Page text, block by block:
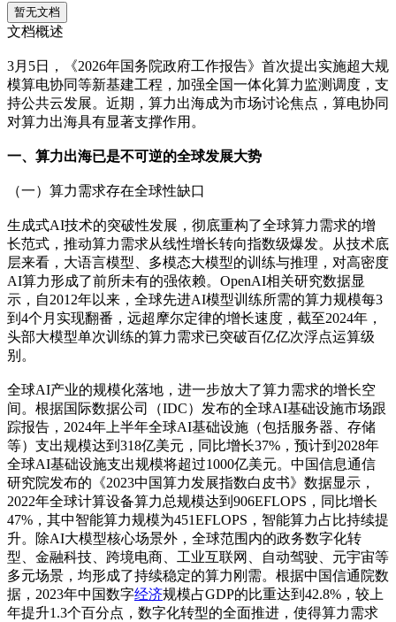
暂无文档
文档概述
3月5日，《2026年国务院政府工作报告》首次提出实施超大规
模算电协同等新基建工程，加强全国一体化算力监测调度，支
持公共云发展。近期，算力出海成为市场讨论焦点，算电协同
对算力出海具有显著支撑作用。
一、算力出海已是不可逆的全球发展大势
（一）算力需求存在全球性缺口
生成式AI技术的突破性发展，彻底重构了全球算力需求的增
长范式，推动算力需求从线性增长转向指数级爆发。从技术底
层来看，大语言模型、多模态大模型的训练与推理，对高密度
AI算力形成了前所未有的强依赖。OpenAI相关研究数据显
示，自2012年以来，全球先进AI模型训练所需的算力规模每3
到4个月实现翻番，远超摩尔定律的增长速度，截至2024年，
头部大模型单次训练的算力需求已突破百亿亿次浮点运算级
别。
全球AI产业的规模化落地，进一步放大了算力需求的增长空
间。根据国际数据公司（IDC）发布的全球AI基础设施市场跟
踪报告，2024年上半年全球AI基础设施（包括服务器、存储
等）支出规模达到318亿美元，同比增长37%，预计到2028年
全球AI基础设施支出规模将超过1000亿美元。中国信息通信
研究院发布的《2023中国算力发展指数白皮书》数据显示，
2022年全球计算设备算力总规模达到906EFLOPS，同比增长
47%，其中智能算力规模为451EFLOPS，智能算力占比持续提
升。除AI大模型核心场景外，全球范围内的政务数字化转
型、金融科技、跨境电商、工业互联网、自动驾驶、元宇宙等
多元场景，均形成了持续稳定的算力刚需。根据中国信通院数
据，2023年中国数字经济规模占GDP的比重达到42.8%，较上
年提升1.3个百分点，数字化转型的全面推进，使得算力需求